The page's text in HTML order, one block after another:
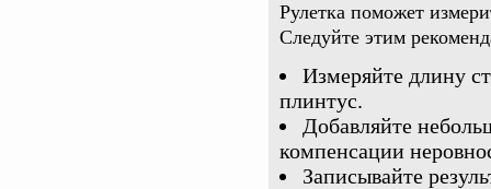
Рулетка поможет
Следуйте этим
Измеряйте длину
плинтус.
Добавляйте
компенсации
Записывайте